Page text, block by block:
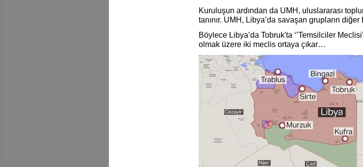
Kuruluşun ardından da UMH, uluslararası
tanınır. UMH, Libya’da savaşan grupların diğer
Böylece Libya’da Tobruk'ta ‘’Temsilciler
olmak üzere iki meclis ortaya çıkar…